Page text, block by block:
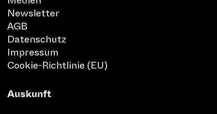
Newsletter
AGB
Datenschutz
Impressum
Cookie-Richtlinie (EU)
Auskunft